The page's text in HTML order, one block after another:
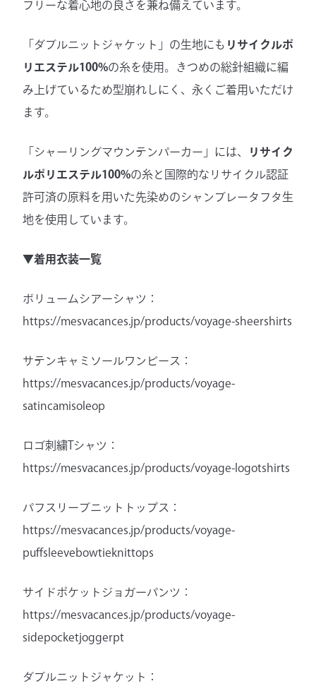
フリーな着心地の良さを兼ね備えています。
「ダブルニットジャケット」の生地にも リサイクルポ
リエステル100%の糸を使用。きつめの総針組織に編
み上げているため型崩れしにく、永くご着用いただけ
ます。
「シャーリングマウンテンパーカー」には、
リサイク
ルポリエステル100%の糸と国際的なリサイクル認証
許可済の原料を用いた先染めのシャンブレータフタ生
地を使用しています。
▼着用衣装一覧
ボリュームシアーシャツ：
https://mesvacances.jp/products/voyage-sheershirts
サテンキャミソールワンピース：
https://mesvacances.jp/products/voyage-
satincamisoleop
ロゴ刺繍Tシャツ：
https://mesvacances.jp/products/voyage-logotshirts
パフスリーブニットトップス：
https://mesvacances.jp/products/voyage-
puffsleevebowtieknittops
サイドポケットジョガーパンツ：
https://mesvacances.jp/products/voyage-
sidepocketjoggerpt
ダブルニットジャケット：